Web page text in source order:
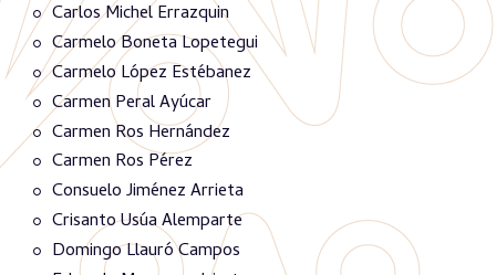
Carlos Michel Errazquin
Carmelo Boneta Lopetegui
Carmelo López Estébanez
Carmen Peral Ayúcar
Carmen Ros Hernández
Carmen Ros Pérez
Consuelo Jiménez Arrieta
Crisanto Usúa Alemparte
Domingo Llauró Campos